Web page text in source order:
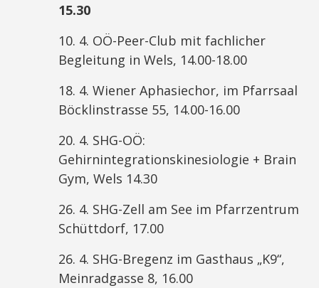
15.30
10. 4. OÖ-Peer-Club mit fachlicher
Begleitung in Wels, 14.00-18.00
18. 4. Wiener Aphasiechor, im Pfarrsaal
Böcklinstrasse 55, 14.00-16.00
20. 4. SHG-OÖ:
Gehirnintegrationskinesiologie + Brain
Gym, Wels 14.30
26. 4. SHG-Zell am See im Pfarrzentrum
Schüttdorf, 17.00
26. 4. SHG-Bregenz im Gasthaus „K9“,
Meinradgasse 8, 16.00